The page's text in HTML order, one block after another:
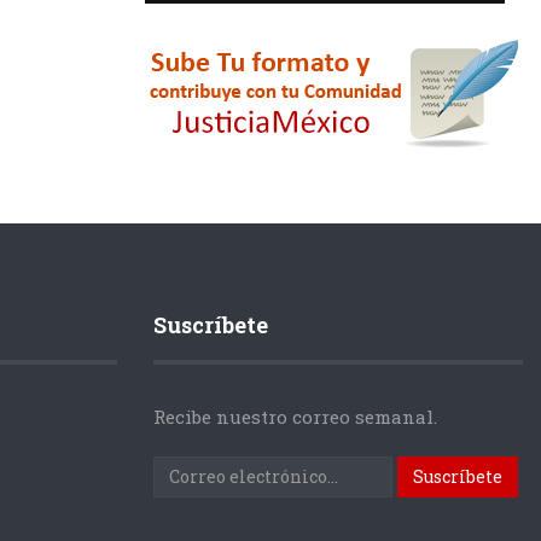
Suscríbete
Recibe nuestro correo semanal.